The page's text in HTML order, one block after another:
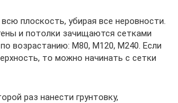
плоскость, убирая все неровности.
и потолки зачищаются сетками
возрастанию: М80, М120, М240. Если
то можно начинать с сетки
раз нанести грунтовку,